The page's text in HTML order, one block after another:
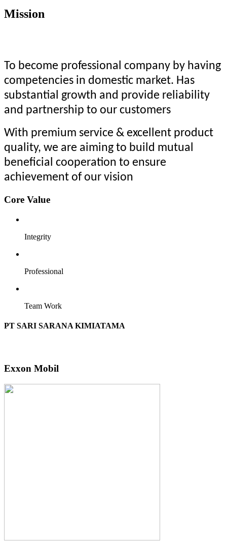
Mission
To become professional company by having
competencies in domestic market. Has
substantial growth and provide reliability
and partnership to our customers
With premium service & excellent product
quality, we are aiming to build mutual
beneficial cooperation to ensure
achievement of our vision
Core Value
Integrity
Professional
Team Work
PT SARI SARANA KIMIATAMA
Exxon Mobil